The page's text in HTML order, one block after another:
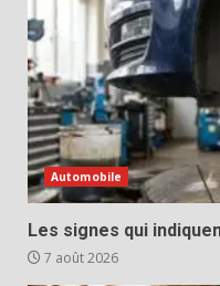
Automobile
Les signes qui
7 août 2026